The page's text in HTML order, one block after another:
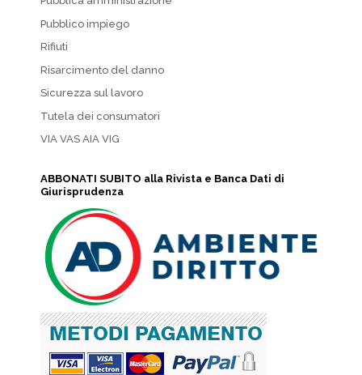
Pubblico impiego
Rifiuti
Risarcimento del danno
Sicurezza sul lavoro
Tutela dei consumatori
VIA VAS AIA VIG
ABBONATI SUBITO alla Rivista e Banca Dati di
Giurisprudenza